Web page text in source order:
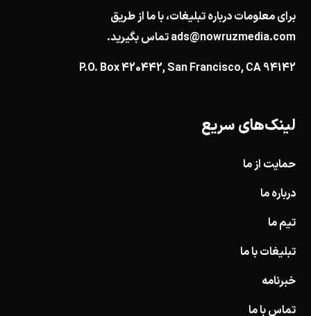
برای معلومات درباره تبلیغات، با ما از طریق
ads@nowruzmedia.comتماس بگیرید.
P.O. Box 420442, San Francisco, CA 94142
لینک‌های سریع
حمایت از ما
درباره ما
تیم ما
تبلیغات با ما
خبرنامه
تماس با ما